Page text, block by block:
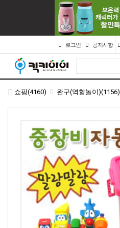
로그인 공지사항
쇼핑(4160) 완구(역할놀이)(1156)